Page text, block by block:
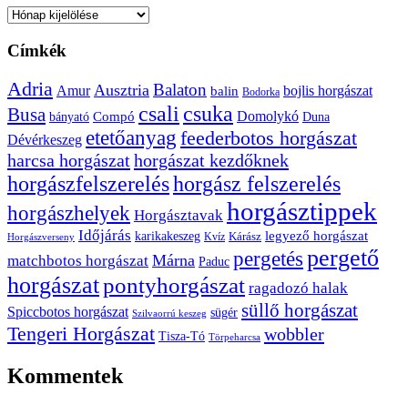
Archívum
Címkék
Adria Amur Ausztria Balaton balin Bodorka bojlis horgászat
Busa bányató Compó csali csuka Domolykó Duna
Dévérkeszeg etetőanyag feederbotos horgászat
harcsa horgászathorgászat kezdőknek
horgászfelszereléshorgász felszerelés
horgászhelyek Horgásztavak horgásztippek
Horgászverseny Időjárás karikakeszeg Kvíz Kárász legyező horgászat
matchbotos horgászat Márna Paduc pergetéspergető
horgászatpontyhorgászat ragadozó halak
Spiccbotos horgászat Szilvaorrú keszeg sügér süllő horgászat
Tengeri Horgászat Tisza-Tó Törpeharcsa wobbler
Kommentek